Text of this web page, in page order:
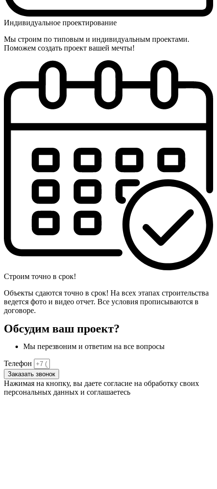
Индивидуальное проектирование
Мы строим по типовым и индивидуальным проектами.
Поможем создать проект вашей мечты!
Строим точно в срок!
Объекты сдаются точно в срок! На всех этапах строительства
ведется фото и видео отчет. Все условия прописываются в
договоре.
Обсудим ваш проект?
Мы перезвоним и ответим на все вопросы
Телефон
Заказать звонок
Нажимая на кнопку, вы даете согласие на обработку своих
персональных данных и соглашаетесь